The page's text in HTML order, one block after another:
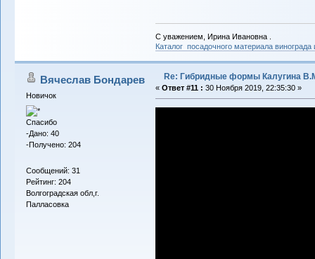
С уважением, Ирина Ивановна .
Каталог посадочного материала
Вячеслав Бондарев
Новичок
Спасибо
-Дано: 40
-Получено: 204
Сообщений: 31
Рейтинг: 204
Волгоградская обл,г.
Палласовка
Re: Гибридные формы Калугина
« Ответ #11 : 30 Ноября 2019, 22:35:30 »